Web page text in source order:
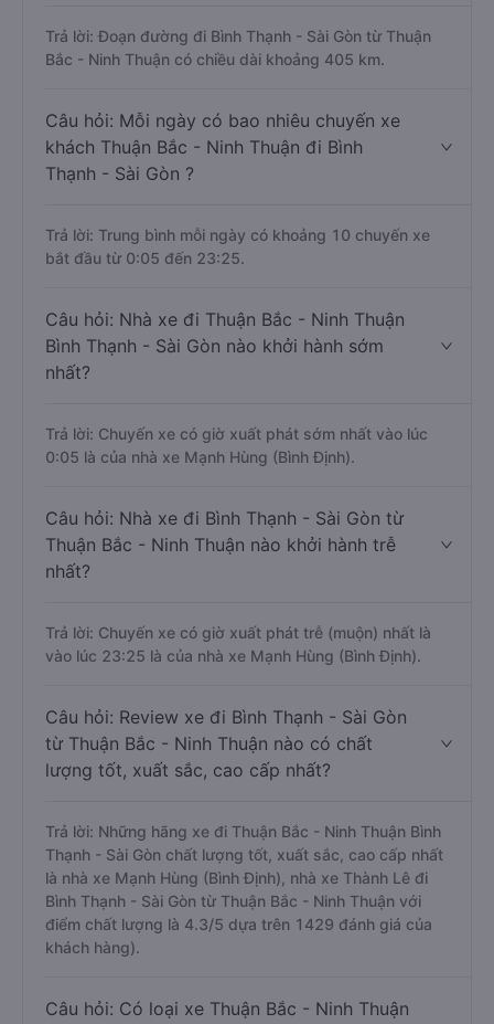
Trả lời: Đoạn đường đi Bình Thạnh - Sài Gòn từ Thuận
Bắc - Ninh Thuận có chiều dài khoảng 405 km.
Câu hỏi: Mỗi ngày có bao nhiêu chuyến xe
khách Thuận Bắc - Ninh Thuận đi Bình
Thạnh - Sài Gòn ?
Trả lời: Trung bình mỗi ngày có khoảng 10 chuyến xe
bắt đầu từ 0:05 đến 23:25.
Câu hỏi: Nhà xe đi Thuận Bắc - Ninh Thuận
Bình Thạnh - Sài Gòn nào khởi hành sớm
nhất?
Trả lời: Chuyến xe có giờ xuất phát sớm nhất vào lúc
0:05 là của nhà xe Mạnh Hùng (Bình Định).
Câu hỏi: Nhà xe đi Bình Thạnh - Sài Gòn từ
Thuận Bắc - Ninh Thuận nào khởi hành trễ
nhất?
Trả lời: Chuyến xe có giờ xuất phát trễ (muộn) nhất là
vào lúc 23:25 là của nhà xe Mạnh Hùng (Bình Định).
Câu hỏi: Review xe đi Bình Thạnh - Sài Gòn
từ Thuận Bắc - Ninh Thuận nào có chất
lượng tốt, xuất sắc, cao cấp nhất?
Trả lời: Những hãng xe đi Thuận Bắc - Ninh Thuận Bình
Thạnh - Sài Gòn chất lượng tốt, xuất sắc, cao cấp nhất
là nhà xe Mạnh Hùng (Bình Định), nhà xe Thành Lê đi
Bình Thạnh - Sài Gòn từ Thuận Bắc - Ninh Thuận với
điểm chất lượng là 4.3/5 dựa trên 1429 đánh giá của
khách hàng).
Câu hỏi: Có loại xe Thuận Bắc - Ninh Thuận